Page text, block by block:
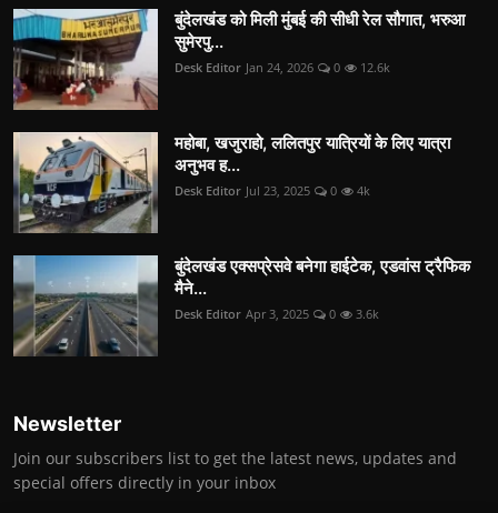
बुंदेलखंड को मिली मुंबई की सीधी रेल सौगात, भरुआ
सुमेरपु...
Desk Editor Jan 24, 2026 0 12.6k
महोबा, खजुराहो, ललितपुर यात्रियों के लिए यात्रा
अनुभव ह...
Desk Editor Jul 23, 2025 0 4k
बुंदेलखंड एक्सप्रेसवे बनेगा हाईटेक, एडवांस ट्रैफिक
मैने...
Desk Editor Apr 3, 2025 0 3.6k
Newsletter
Join our subscribers list to get the latest news, updates and
special offers directly in your inbox